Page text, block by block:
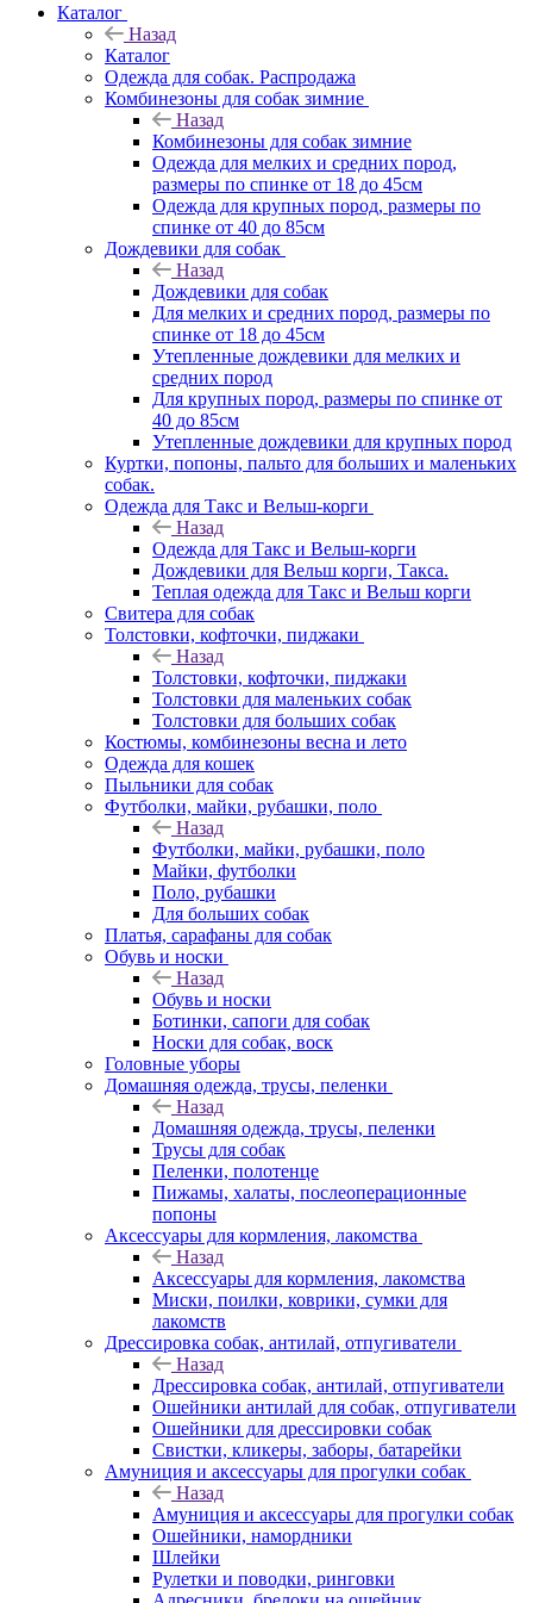
Каталог
Назад
Каталог
Одежда для собак. Распродажа
Комбинезоны для собак зимние
Назад
Комбинезоны для собак зимние
Одежда для мелких и средних пород,
размеры по спинке от 18 до 45см
Одежда для крупных пород, размеры по
спинке от 40 до 85см
Дождевики для собак
Назад
Дождевики для собак
Для мелких и средних пород, размеры по
спинке от 18 до 45см
Утепленные дождевики для мелких и
средних пород
Для крупных пород, размеры по спинке от
40 до 85см
Утепленные дождевики для крупных пород
Куртки, попоны, пальто для больших и маленьких
собак.
Одежда для Такс и Вельш-корги
Назад
Одежда для Такс и Вельш-корги
Дождевики для Вельш корги, Такса.
Теплая одежда для Такс и Вельш корги
Свитера для собак
Толстовки, кофточки, пиджаки
Назад
Толстовки, кофточки, пиджаки
Толстовки для маленьких собак
Толстовки для больших собак
Костюмы, комбинезоны весна и лето
Одежда для кошек
Пыльники для собак
Футболки, майки, рубашки, поло
Назад
Футболки, майки, рубашки, поло
Майки, футболки
Поло, рубашки
Для больших собак
Платья, сарафаны для собак
Обувь и носки
Назад
Обувь и носки
Ботинки, сапоги для собак
Носки для собак, воск
Головные уборы
Домашняя одежда, трусы, пеленки
Назад
Домашняя одежда, трусы, пеленки
Трусы для собак
Пеленки, полотенце
Пижамы, халаты, послеоперационные
попоны
Аксессуары для кормления, лакомства
Назад
Аксессуары для кормления, лакомства
Миски, поилки, коврики, сумки для
лакомств
Дрессировка собак, антилай, отпугиватели
Назад
Дрессировка собак, антилай, отпугиватели
Ошейники антилай для собак, отпугиватели
Ошейники для дрессировки собак
Свистки, кликеры, заборы, батарейки
Амуниция и аксессуары для прогулки собак
Назад
Амуниция и аксессуары для прогулки собак
Ошейники, намордники
Шлейки
Рулетки и поводки, ринговки